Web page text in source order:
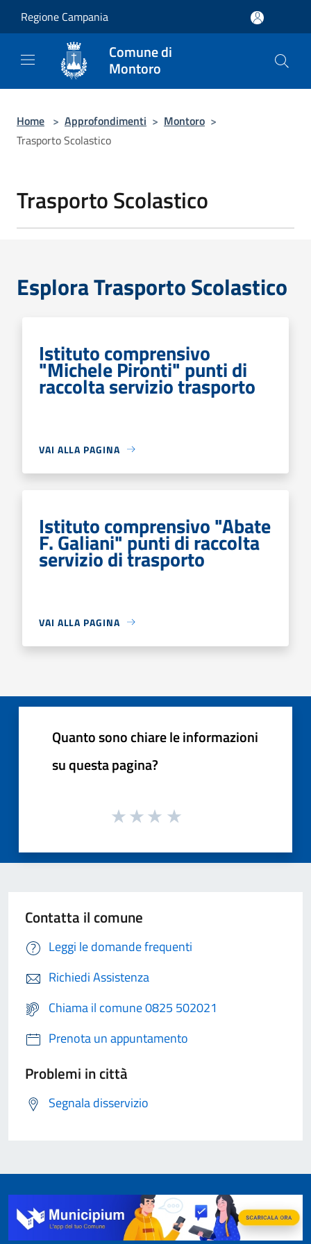
Regione Campania
Comune di
Montoro
Home > Approfondimenti > Montoro >
Trasporto Scolastico
Trasporto Scolastico
Esplora Trasporto Scolastico
Istituto comprensivo
"Michele Pironti" punti di
raccolta servizio trasporto
VAI ALLA PAGINA
Istituto comprensivo "Abate
F. Galiani" punti di raccolta
servizio di trasporto
VAI ALLA PAGINA
Quanto sono chiare le informazioni
su questa pagina?
Contatta il comune
Leggi le domande frequenti
Richiedi Assistenza
Chiama il comune 0825 502021
Prenota un appuntamento
Problemi in città
Segnala disservizio